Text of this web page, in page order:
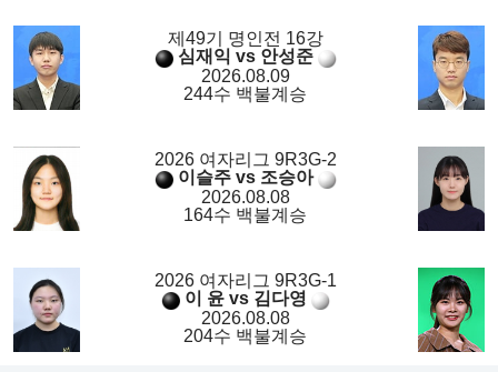
제49기 명인전 16강
심재익 vs 안성준
2026.08.09
244수 백불계승
2026 여자리그 9R3G-2
이슬주 vs 조승아
2026.08.08
164수 백불계승
2026 여자리그 9R3G-1
이 윤 vs 김다영
2026.08.08
204수 백불계승